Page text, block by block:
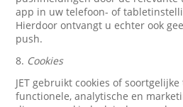
app in uw telefoon- of
Hierdoor ontvangt u echter ook
push.
8. Cookies
JET gebruikt cookies of
functionele, analytische en